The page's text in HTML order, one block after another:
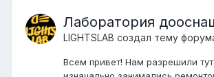
Лаборатория
LIGHTSLAB создал тему
Всем привет! Нам разрешили